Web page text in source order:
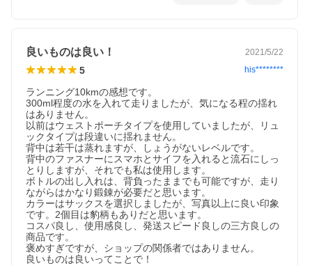
良いものは良い！ 2021/5/22
5 his********
ランニング10kmの感想です。
300ml程度の水を入れて走りましたが、気になる程の揺れ
はありません。
以前はウェストポーチタイプを使用していましたが、リュ
ックタイプは段違いに揺れません。
背中は若干は蒸れますが、しょうがないレベルです。
背中のファスナーにスマホとサイフを入れると流石にしっ
とりしますが、それでも私は使用します。
ボトルの出し入れは、背負ったままでも可能ですが、走り
ながらはかなり鍛錬が必要だと思います。
カラーはサックスを選択しましたが、写真以上に良い印象
です。2個目は豹柄もありだと思います。
コスパ良し、使用感良し、発送スピード良しの三方良しの
商品です。
褒めすぎですが、ショップの関係者ではありません。
良いものは良いってことで！